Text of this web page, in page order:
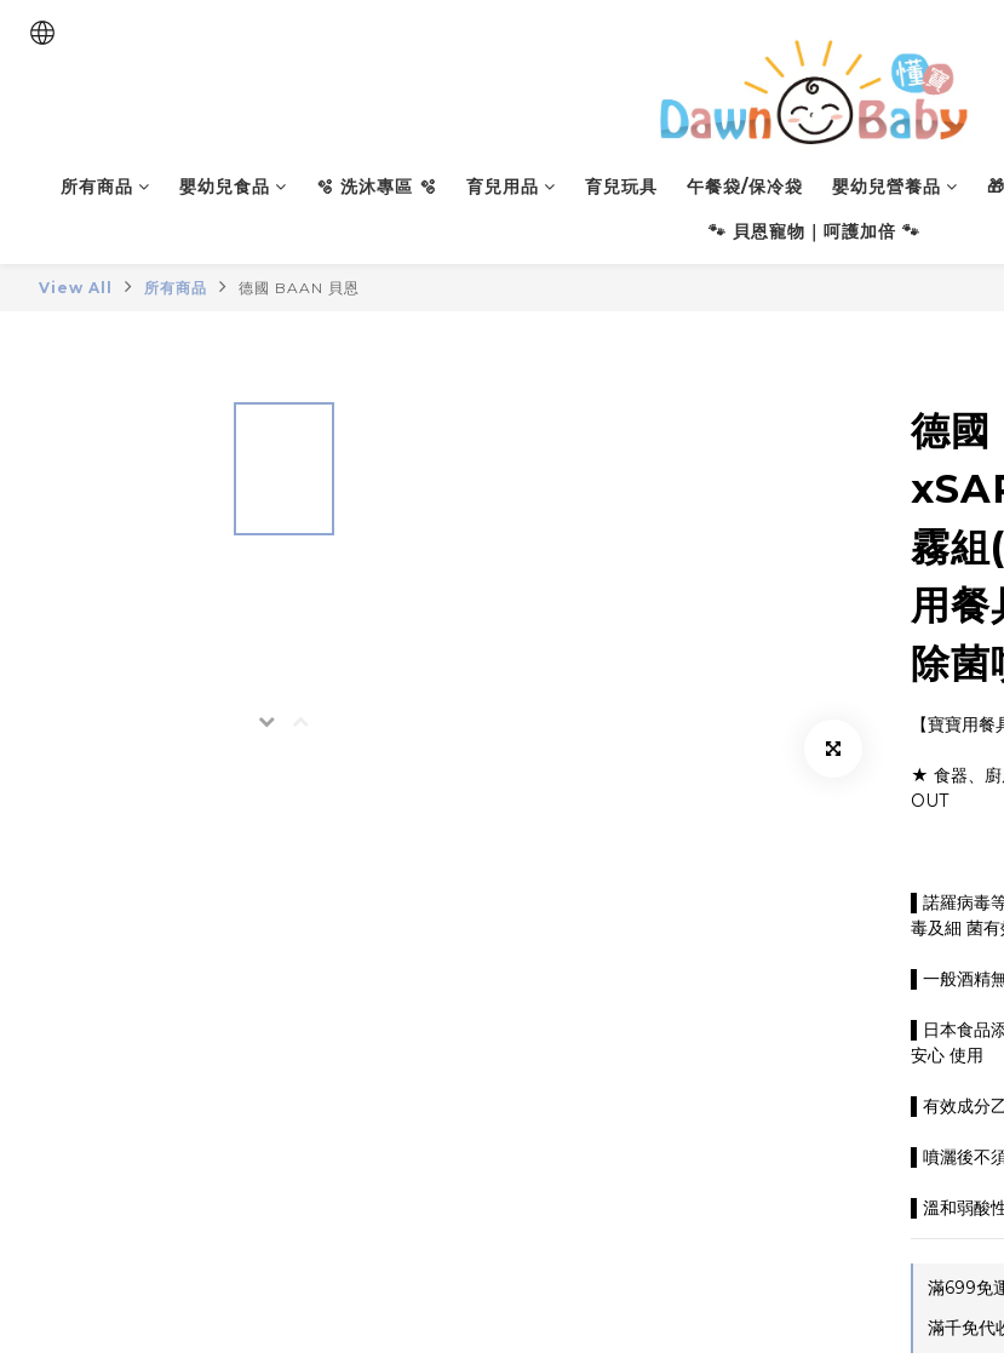
所有商品 嬰幼兒食品 🫧 洗沐專區 🫧 育兒用品 育兒玩具 午餐袋/保冷袋 嬰幼兒營養品
🐾 貝恩寵物｜呵護加倍 🐾
View All 所有商品 德國 BAAN 貝恩
德
霧
用餐
除菌
【寶寶用
★ 食器、廚
OUT
▌諾羅病毒
毒及細 菌有
▌一般酒精
▌日本食品
安心 使用
▌有效成分
▌噴灑後不
▌溫和弱酸
滿699免
滿千免